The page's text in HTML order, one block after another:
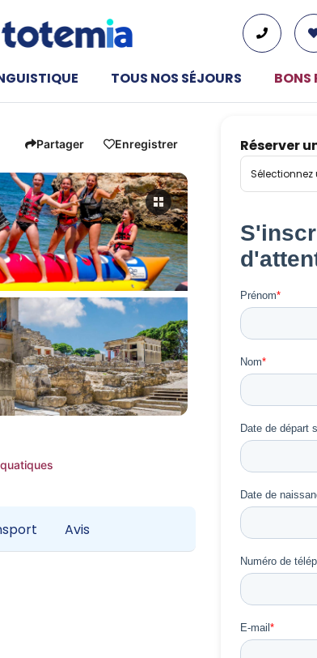
TOUS NOS SÉJOURS BONS
Du
Le
Partager Enregistrer
Avis
Réserver